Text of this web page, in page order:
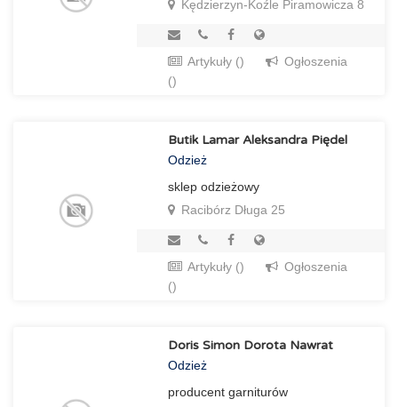
Kędzierzyn-Koźle Piramowicza 8
Artykuły ()
Ogłoszenia
()
Butik Lamar Aleksandra Piędel
Odzież
sklep odzieżowy
Racibórz Długa 25
Artykuły ()
Ogłoszenia
()
Doris Simon Dorota Nawrat
Odzież
producent garniturów